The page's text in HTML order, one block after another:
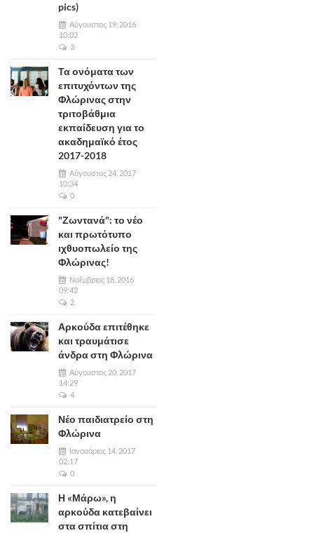
pics)
Αύγουστος 19, 2016
10:02
3
Τα ονόματα των
επιτυχόντων της
Φλώρινας στην
τριτοβάθμια
εκπαίδευση για το
ακαδημαϊκό έτος
2017-2018
Αύγουστος 24, 2017
10:34
0
"Ζωντανά": το νέο
και πρωτότυπο
ιχθυοπωλείο της
Φλώρινας!
Νοέμβριος 18, 2016
09:42
2
Αρκούδα επιτέθηκε
και τραυμάτισε
άνδρα στη Φλώρινα
Αύγουστος 20, 2017
14:29
4
Νέο παιδιατρείο στη
Φλώρινα
Ιανουάριος 14, 2017
02:17
0
Η «Μάρω», η
αρκούδα κατεβαίνει
στα σπίτια στη